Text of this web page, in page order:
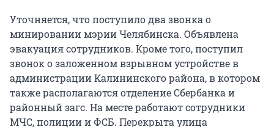
Уточняется, что поступило два звонка о
минировании мэрии Челябинска. Объявлена
эвакуация сотрудников. Кроме того, поступил
звонок о заложенном взрывном устройстве в
администрации Калининского района, в котором
также располагаются отделение Сбербанка и
районный загс. На месте работают сотрудники
МЧС, полиции и ФСБ. Перекрыта улица